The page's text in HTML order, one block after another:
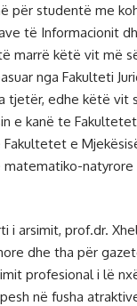
për studentë me
të Informacionit
marrë këtë vit më
nga Fakulteti
tjetër, edhe këtë vit
e kanë te
e
matematiko-
i arsimit, prof.dr.
dhe tha për
profesional i lë
në fusha